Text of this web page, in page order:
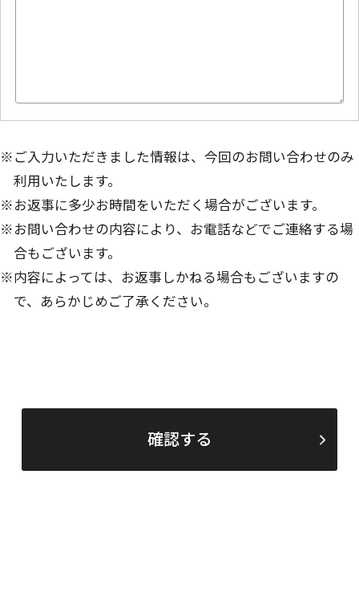
※ご入力いただきました情報は、今回のお問い合わせのみ
利用いたします。
※お返事に多少お時間をいただく場合がございます。
※お問い合わせの内容により、お電話などでご連絡する場
合もございます。
※内容によっては、お返事しかねる場合もございますの
で、あらかじめご了承ください。
確認する